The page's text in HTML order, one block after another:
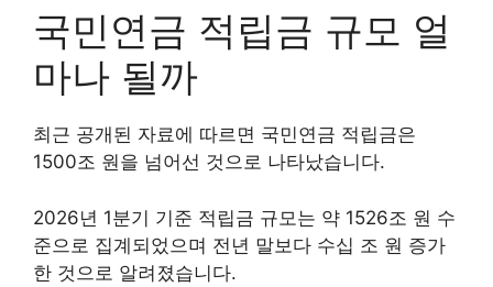
국민연금 적립금 규모 얼
마나 될까
최근 공개된 자료에 따르면 국민연금 적립금은
1500조 원을 넘어선 것으로 나타났습니다.
2026년 1분기 기준 적립금 규모는 약 1526조 원 수
준으로 집계되었으며 전년 말보다 수십 조 원 증가
한 것으로 알려졌습니다.